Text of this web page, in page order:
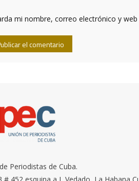
mi nombre, correo electrónico y
Periodistas de Cuba.
# 452 esquina a I, Vedado, La Habana